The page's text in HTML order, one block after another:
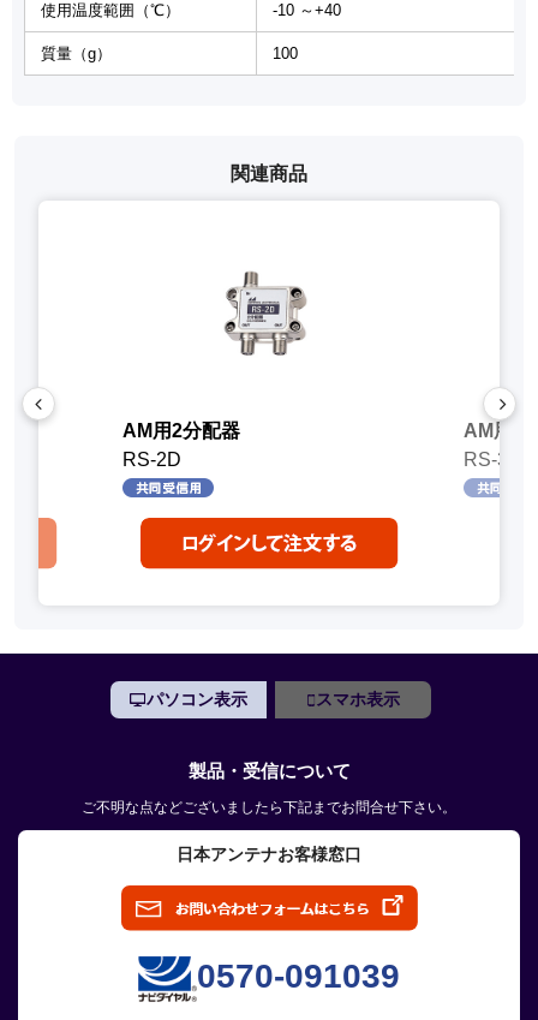
使用温度範囲（℃） -10 ～+40
質量（g） 100
関連商品
AM用2分配器
RS-2D
AM用3
RS-3D
パソコン表示 スマホ表示
製品・受信について
ご不明な点などございましたら下記までお問合せ下さい。
日本アンテナお客様窓口
0570-091039